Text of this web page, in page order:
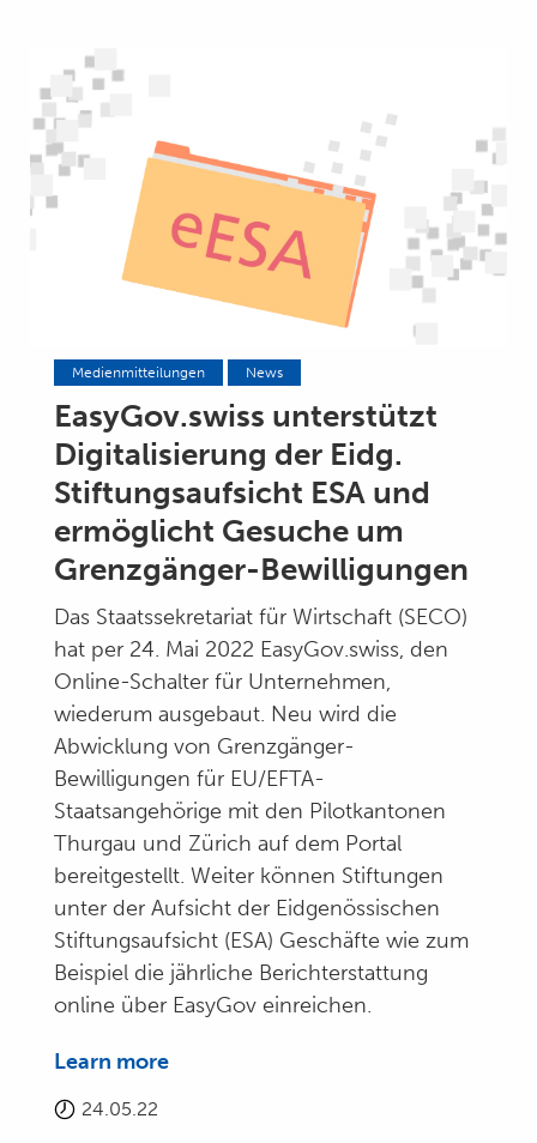
Medienmitteilungen News
EasyGov.swiss unterstützt
Digitalisierung der Eidg.
Stiftungsaufsicht ESA und
ermöglicht Gesuche um
Grenzgänger-Bewilligungen
Das Staatssekretariat für Wirtschaft (SECO)
hat per 24. Mai 2022 EasyGov.swiss, den
Online-Schalter für Unternehmen,
wiederum ausgebaut. Neu wird die
Abwicklung von Grenzgänger-
Bewilligungen für EU/EFTA-
Staatsangehörige mit den Pilotkantonen
Thurgau und Zürich auf dem Portal
bereitgestellt. Weiter können Stiftungen
unter der Aufsicht der Eidgenössischen
Stiftungsaufsicht (ESA) Geschäfte wie zum
Beispiel die jährliche Berichterstattung
online über EasyGov einreichen.
Learn more
24.05.22